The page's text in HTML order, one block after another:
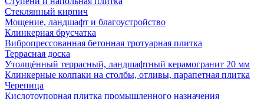
Cтеклянный кирпич
Мощение, ландшафт и благоустройство
Клинкерная брусчатка
Вибропрессованная бетонная тротуарная плитка
Террасная доска
Утолщённый террасный, ландшафтный керамогранит 20 мм
Клинкерные колпаки на столбы, отливы, парапетная плитка
Черепица
Кислотоупорная плитка промышленного назначения